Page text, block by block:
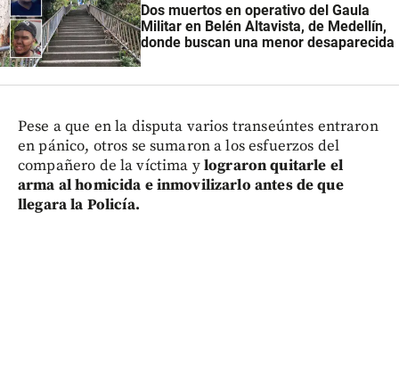
Dos muertos en operativo del Gaula
Militar en Belén Altavista, de Medellín,
donde buscan una menor desaparecida
Pese a que en la disputa varios transeúntes entraron
en pánico, otros se sumaron a los esfuerzos del
compañero de la víctima ylograron quitarle el
arma al homicida e inmovilizarlo antes de que
llegara la Policía.